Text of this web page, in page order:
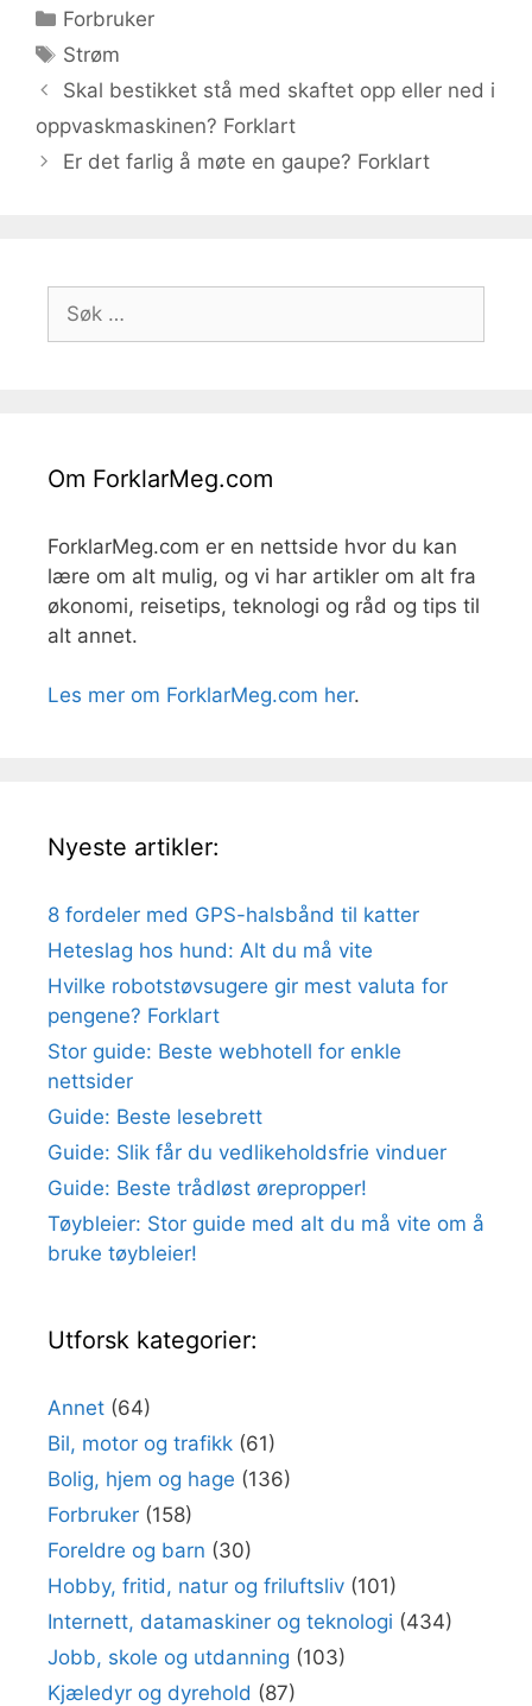
Kategorier
Forbruker
Stikkord
Strøm
Skal bestikket stå med skaftet opp eller ned i
oppvaskmaskinen? Forklart
Er det farlig å møte en gaupe? Forklart
etter:
Om ForklarMeg.com
ForklarMeg.com er en nettside hvor du kan
lære om alt mulig, og vi har artikler om alt fra
økonomi, reisetips, teknologi og råd og tips til
alt annet.
Les mer om ForklarMeg.com her.
Nyeste artikler:
8 fordeler med GPS-halsbånd til katter
Heteslag hos hund: Alt du må vite
Hvilke robotstøvsugere gir mest valuta for
pengene? Forklart
Stor guide: Beste webhotell for enkle
nettsider
Guide: Beste lesebrett
Guide: Slik får du vedlikeholdsfrie vinduer
Guide: Beste trådløst ørepropper!
Tøybleier: Stor guide med alt du må vite om å
bruke tøybleier!
Utforsk kategorier:
Annet (64)
Bil, motor og trafikk (61)
Bolig, hjem og hage (136)
Forbruker (158)
Foreldre og barn (30)
Hobby, fritid, natur og friluftsliv (101)
Internett, datamaskiner og teknologi (434)
Jobb, skole og utdanning (103)
Kjæledyr og dyrehold (87)